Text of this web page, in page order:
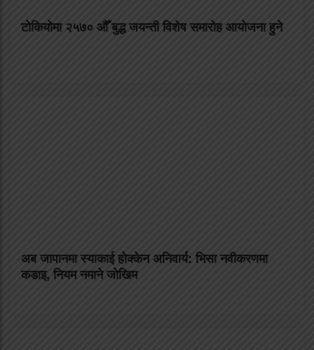
टोकियोमा २५७० औँ बुद्ध जयन्ती विशेष समारोह आयोजना हुने
अब जापानमा स्याकाई होक्केन अनिवार्य: भिसा नवीकरणमा
कडाइ, नियम नमाने जोखिम